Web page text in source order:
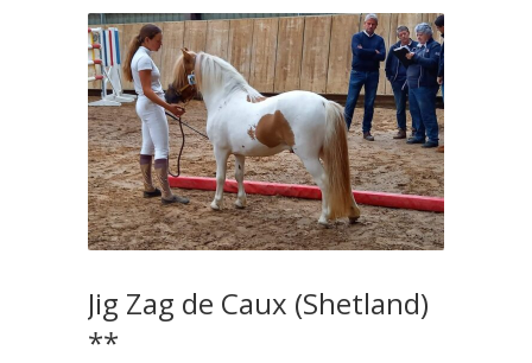
Jig Zag de Caux (Shetland)
**